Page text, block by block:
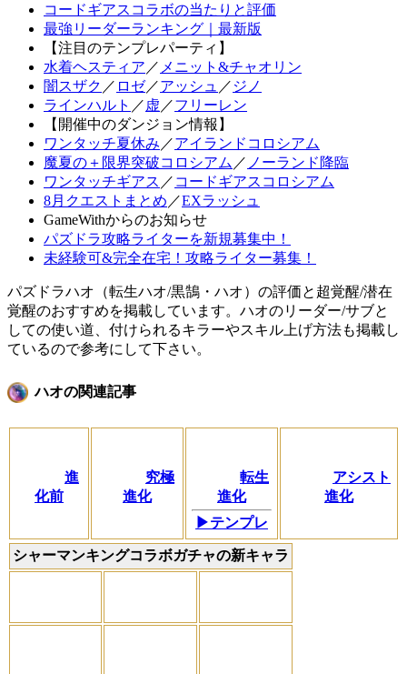
コードギアスコラボの当たりと評価
最強リーダーランキング｜最新版
【注目のテンプレパーティ】
水着ヘスティア ／ メニット&チャオリン
闇スザク ／ ロゼ／アッシュ ／ ジノ
ラインハルト ／ 虚 ／フリーレン
【開催中のダンジョン情報】
ワンタッチ夏休み ／アイランドコロシアム
魔夏の＋限界突破コロシアム ／ ノーランド降臨
ワンタッチギアス ／ コードギアスコロシアム
8月クエストまとめ ／EXラッシュ
GameWithからのお知らせ
パズドラ攻略ライターを新規募集中！
未経験可&完全在宅！攻略ライター募集！
パズドラハオ（転生ハオ/黒鵠・ハオ）の評価と超覚醒/潜在
覚醒のおすすめを掲載しています。ハオのリーダー/サブと
しての使い道、付けられるキラーやスキル上げ方法も掲載し
ているので参考にして下さい。
ハオの関連記事
進
化前
究極
進化
転生
進化
▶テンプレ
アシスト
進化
シャーマンキングコラボガチャの新キャラ